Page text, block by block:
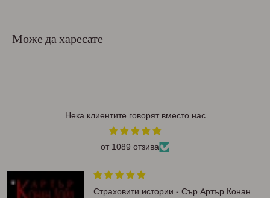
Може да харесате
Нека клиентите говорят вместо нас
от 1089 отзива
Страховити истории - Сър Артър Конан